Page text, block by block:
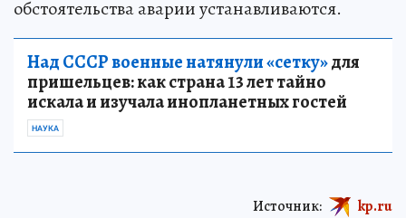
обстоятельства аварии устанавливаются.
Над СССР военные натянули «сетку»для
пришельцев: как страна 13 лет тайно
искала и изучала инопланетных гостей
НАУКА
Источник: kp.ru